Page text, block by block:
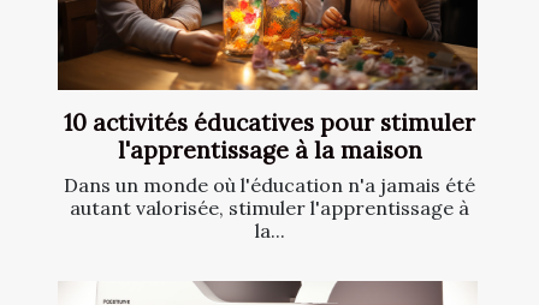
10 activités éducatives pour stimuler
l'apprentissage à la maison
Dans un monde où l'éducation n'a jamais été
autant valorisée, stimuler l'apprentissage à
la...